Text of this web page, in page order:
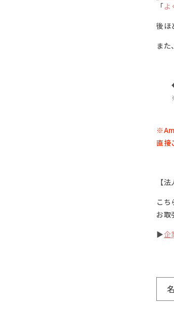
「よ
後ほ
また
直接
【
こち
お取
▶企
お
問